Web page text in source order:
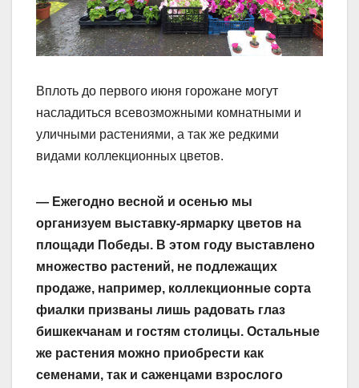
Вплоть до первого июня горожане могут
насладиться всевозможными комнатными и
уличными растениями, а так же редкими
видами коллекционных цветов.
— Ежегодно весной и осенью мы
организуем выставку-ярмарку цветов на
площади Победы. В этом году выставлено
множество растений, не подлежащих
продаже, например, коллекционные сорта
фиалки призваны лишь радовать глаз
бишкекчанам и гостям столицы. Остальные
же растения можно приобрести как
семенами, так и саженцами взрослого